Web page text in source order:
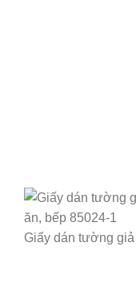
Giấy dán tường